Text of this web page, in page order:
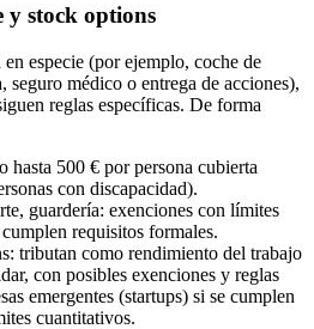
y stock options
especie (por ejemplo, coche de
seguro médico o entrega de acciones),
reglas específicas. De forma
hasta 500 € por persona cubierta
con discapacidad).
guardería: exenciones con límites
requisitos formales.
tributan como rendimiento del trabajo
con posibles exenciones y reglas
emergentes (startups) si se cumplen
cuantitativos.